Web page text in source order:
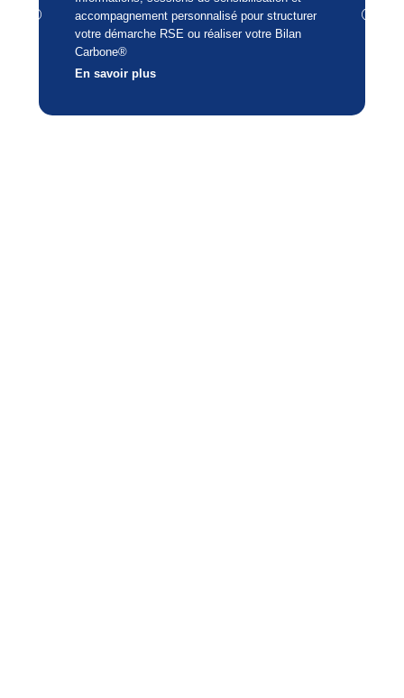
accompagnement personnalisé pour structurer
votre démarche RSE ou réaliser votre Bilan
Carbone®
En savoir plus